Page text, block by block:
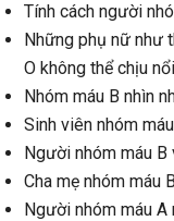
Tính cách người
Những phụ nữ như
O không thể chịu
Nhóm máu B nhìn
Sinh viên nhóm
Người nhóm máu B
Cha mẹ nhóm máu
Người nhóm máu